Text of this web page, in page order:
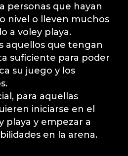
personas que hayan
nivel o lleven muchos
a voley playa.
aquellos que tengan
suficiente para poder
su juego y los
para aquellas
iniciarse en el
playa y empezar a
en la arena.